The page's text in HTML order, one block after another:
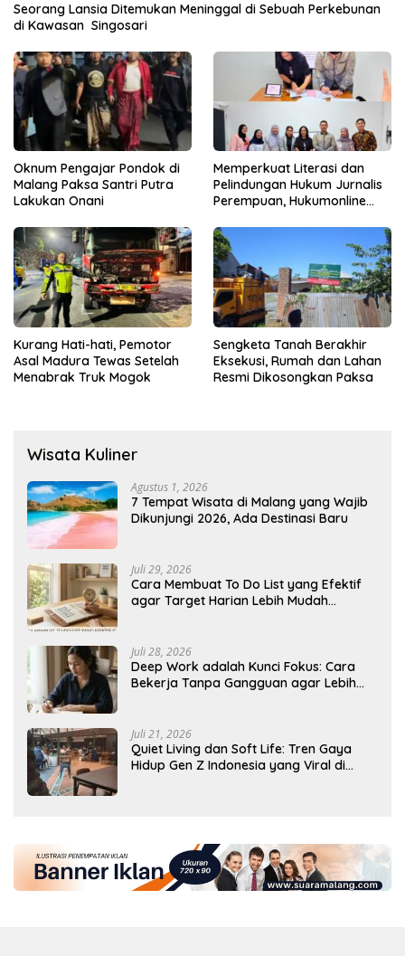
Seorang Lansia Ditemukan Meninggal di Sebuah Perkebunan
di Kawasan Singosari
Oknum Pengajar Pondok di
Malang Paksa Santri Putra
Lakukan Onani
Memperkuat Literasi dan
Pelindungan Hukum Jurnalis
Perempuan, Hukumonline
Gratis
Kurang Hati-hati, Pemotor
Asal Madura Tewas Setelah
Menabrak Truk Mogok
Sengketa Tanah Berakhir
Eksekusi, Rumah dan Lahan
Resmi Dikosongkan Paksa
Wisata Kuliner
Agustus 1, 2026
7 Tempat Wisata di Malang yang Wajib
Dikunjungi 2026, Ada Destinasi Baru
Juli 29, 2026
Cara Membuat To Do List yang Efektif
agar Target Harian Lebih Mudah
Juli 28, 2026
Deep Work adalah Kunci Fokus: Cara
Bekerja Tanpa Gangguan agar Lebih
Juli 21, 2026
Quiet Living dan Soft Life: Tren Gaya
Hidup Gen Z Indonesia yang Viral di